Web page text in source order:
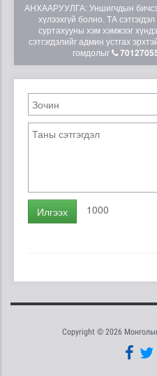
АНХААРУУЛГА: Уншигчдын
хүлээхгүй болно. ТА
суртахууны хэм хэмжээг
сэтгэгдэлийг админ устгах
гомдолыг
Илгээх 1000
Copyright © 2026